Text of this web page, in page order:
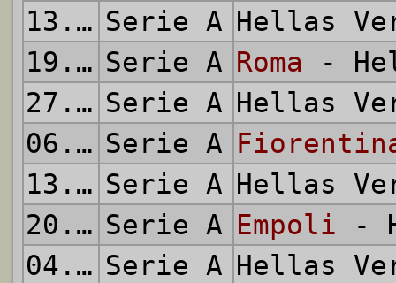
13.02.2022 Serie A Hellas
19.02.2022 Serie A Roma -
27.02.2022 Serie A Hellas
06.03.2022 Serie A
13.03.2022 Serie A Hellas
20.03.2022 Serie A Empoli -
04.04.2022 Serie A Hellas